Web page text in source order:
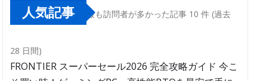
人気記事 最も訪問者が多かった記事 10 件 (過去
28 日間)
FRONTIER スーパーセール2026 完全攻略ガイド 今こ